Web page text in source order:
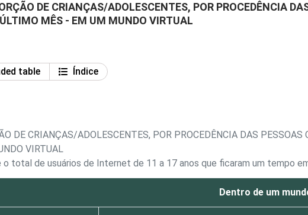
DE CRIANÇAS/ADOLESCENTES, POR PROCEDÊNCIA
MÊS - EM UM MUNDO VIRTUAL
table
Índice
DE CRIANÇAS/ADOLESCENTES, POR PROCEDÊNCIA DAS
VIRTUAL
o total de usuários de Internet de 11 a 17 anos que ficaram um tempo
Dentro de um